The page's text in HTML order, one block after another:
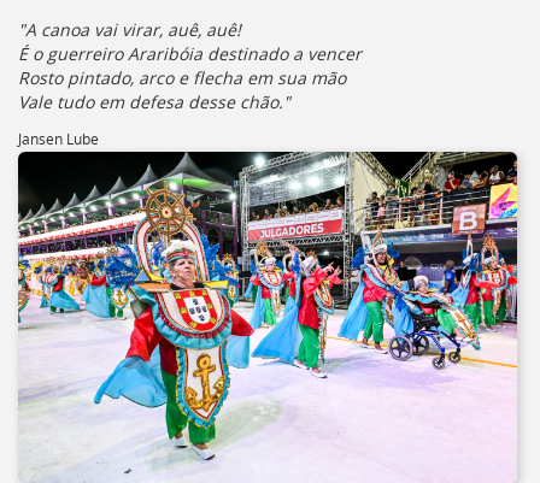
"A canoa vai virar, auê, auê!
É o guerreiro Araribóia destinado a vencer
Rosto pintado, arco e flecha em sua mão
Vale tudo em defesa desse chão."
Jansen Lube